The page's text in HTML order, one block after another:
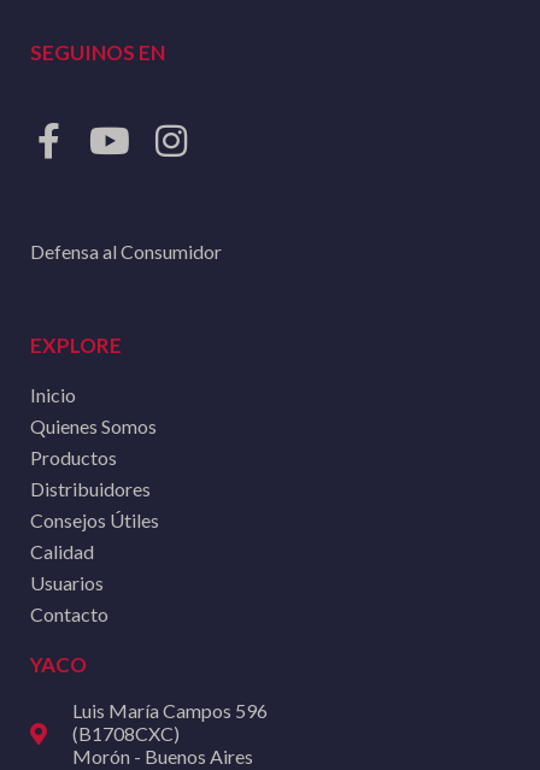
SEGUINOS EN
Defensa al Consumidor
EXPLORE
Inicio
Quienes Somos
Productos
Distribuidores
Consejos Útiles
Calidad
Usuarios
Contacto
YACO
Luis María Campos 596
(B1708CXC)
Morón - Buenos Aires